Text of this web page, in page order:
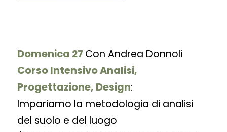
Domenica 27 Con Andrea Donnoli
Corso Intensivo Analisi,
Progettazione, Design:
Impariamo la metodologia di analisi
del suolo e del luogo